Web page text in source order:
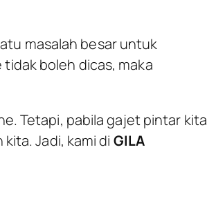
masalah besar untuk
boleh dicas, maka
Tetapi, pabila gajet pintar kita
Jadi, kami di GILA